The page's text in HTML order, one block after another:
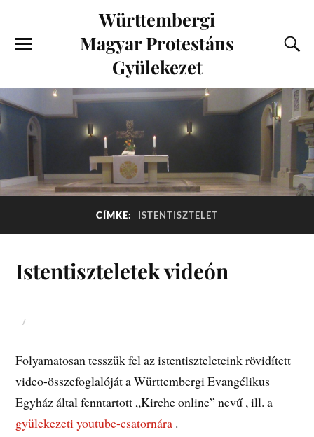
Württembergi
Magyar Protestáns
Gyülekezet
CÍMKE: ISTENTISZTELET
Istentiszteletek videón
Folyamatosan tesszük fel az istentiszteleteink rövidített
video-összefoglalóját a Württembergi Evangélikus
Egyház által fenntartott „Kirche online” nevű , ill. a
gyülekezeti youtube-csatornára .